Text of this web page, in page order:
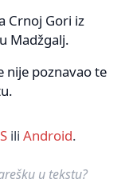
Crnoj Gori iz
Madžgalj.
nije poznavao te
ili Android.
u tekstu?